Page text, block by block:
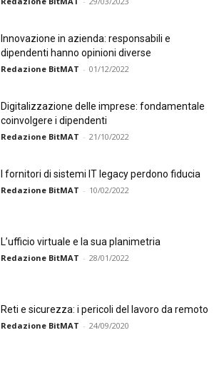
Innovazione in azienda: responsabili e
dipendenti hanno opinioni diverse
Redazione BitMAT - 01/12/2022
Digitalizzazione delle imprese: fondamentale
coinvolgere i dipendenti
Redazione BitMAT - 21/10/2022
I fornitori di sistemi IT legacy perdono fiducia
Redazione BitMAT - 10/02/2022
L’ufficio virtuale e la sua planimetria
Redazione BitMAT - 28/01/2022
Reti e sicurezza: i pericoli del lavoro da remoto
Redazione BitMAT - 24/09/2020